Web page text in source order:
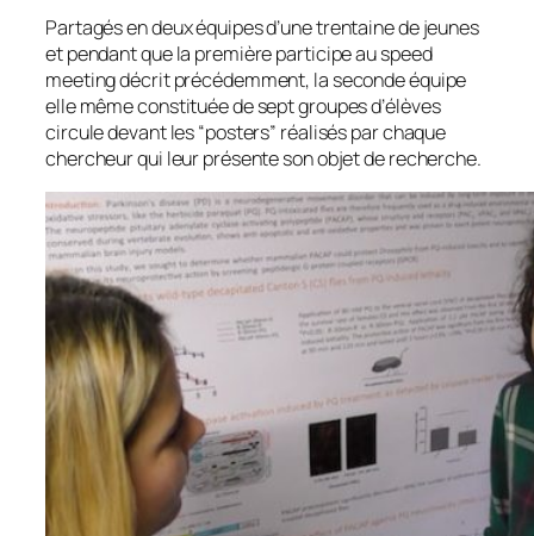
Partagés en deux équipes d’une trentaine de jeunes
et pendant que la première participe au speed
meeting décrit précédemment, la seconde équipe
elle même constituée de sept groupes d’élèves
circule devant les “posters” réalisés par chaque
chercheur qui leur présente son objet de recherche.